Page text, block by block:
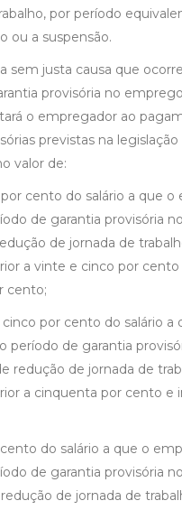
por período
ou a suspensão.
sem justa causa que
provisória no
o empregador ao
previstas na
valor de:
cento do salário a que
de garantia provisória
de jornada de
a vinte e cinco por cento
cento;
por cento do salário a
período de garantia
redução de jornada de
a cinquenta por cento e
do salário a que o
de garantia provisória
de jornada de